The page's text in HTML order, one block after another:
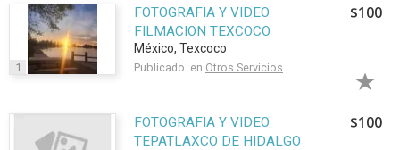
1
FOTOGRAFIA Y VIDEO
FILMACION TEXCOCO
México, Texcoco
Publicado en Otros Servicios
$100
FOTOGRAFIA Y VIDEO
TEPATLAXCO DE HIDALGO
$100